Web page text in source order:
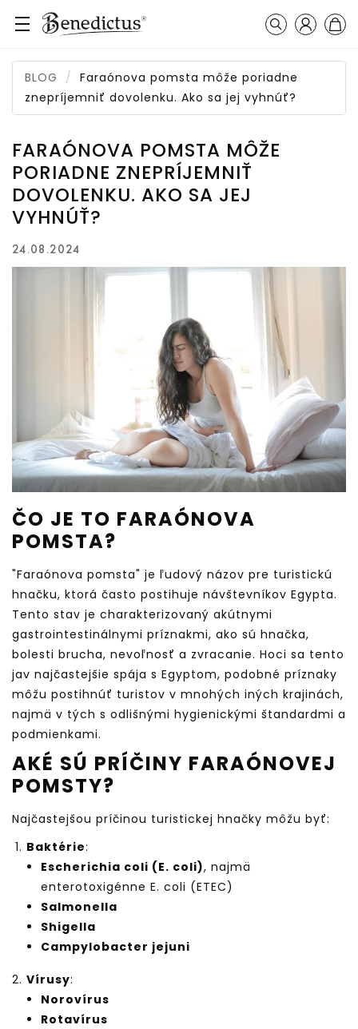
Vyhľadávanie
Košík
BLOG
Faraónova pomsta môže poriadne
znepríjemniť dovolenku. Ako sa jej vyhnúť?
FARAÓNOVA POMSTA MÔŽE
PORIADNE ZNEPRÍJEMNIŤ
DOVOLENKU. AKO SA JEJ
VYHNÚŤ?
24.08.2024
ČO JE TO FARAÓNOVA
POMSTA?
"Faraónova pomsta" je ľudový názov pre turistickú
hnačku, ktorá často postihuje návštevníkov Egypta.
Tento stav je charakterizovaný akútnymi
gastrointestinálnymi príznakmi, ako sú hnačka,
bolesti brucha, nevoľnosť a zvracanie. Hoci sa tento
jav najčastejšie spája s Egyptom, podobné príznaky
môžu postihnúť turistov v mnohých iných krajinách,
najmä v tých s odlišnými hygienickými štandardmi a
podmienkami.
AKÉ SÚ PRÍČINY FARAÓNOVEJ
POMSTY?
Najčastejšou príčinou turistickej hnačky môžu byť:
Baktérie:
Escherichia coli (E. coli), najmä
enterotoxigénne E. coli (ETEC)
Salmonella
Shigella
Campylobacter jejuni
Vírusy:
Norovírus
Rotavírus